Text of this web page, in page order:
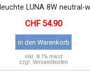
LUNA 8W neutral-
54.90
in den Warenkorb
inkl. 8.1% mwst
zzgl. Versandkosten